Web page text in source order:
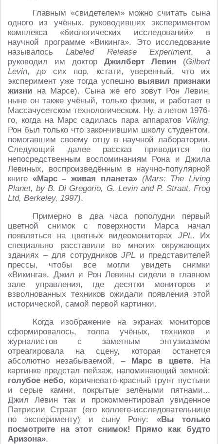
Главным «свидетелем» можно считать сына
одного из учёных, руководивших экспериментом
комплекса «биологических исследований» в
научной программе «Викинга». Это исследование
называлосьLabeled Release Experiment, а
руководил им доктор Джилберт Левин (Gilbert
Levin, до сих пор, кстати, уверенный, что их
эксперимент уже тогда успешно выявил признаки
жизни на Марсе). Сына же его зовут Рон Левин,
ныне он также учёный, только физик, и работает в
Массачусетском технологическом. Ну, а летом 1976-
го, когда на Марс садилась пара аппаратов Viking,
Рон был только что закончившим школу студентом,
помогавшим своему отцу в научной лаборатории.
Следующий далее рассказ приводится по
непосредственным воспоминаниям Рона и Джила
Левиных, воспроизведённым в научно-популярной
книге «Марс – живая планета» (Mars: The Living
Planet, by B. Di Gregorio, G. Levin and P. Straat, Frog
Ltd, Berkeley, 1997).
Примерно в два часа пополудни первый
цветной снимок с поверхности Марса начал
появляться на цветных видеомониторах JPL. Их
специально расставили во многих окружающих
зданиях – для сотрудников JPL и представителей
прессы, чтобы все могли увидеть снимки
«Викинга». Джил и Рон Левины сидели в главном
зале управления, где десятки мониторов и
взволнованных техников ожидали появления этой
исторической, самой первой картинки.
Когда изображение на экранах мониторов
сформировалось, толпа учёных, техников и
журналистов с заметным энтузиазмом
отреагировала на сцену, которая останется
абсолютно незабываемой, – Марс в цвете. На
картинке предстал пейзаж, напоминающий земной:
голубое небо, коричневато-красный грунт пустыни
и серые камни, покрытые зелёными пятнами...
Джил Левин так и прокомментировал увиденное
Патрисии Страат (его коллеге-исследовательнице
по эксперименту) и сыну Рону: «Вы только
посмотрите на этот снимок! Прямо как будто
Аризона».